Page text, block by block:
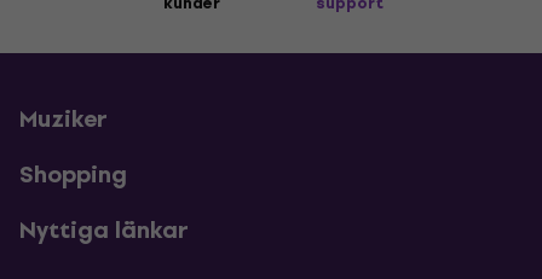
Muziker
Shopping
Nyttiga länkar